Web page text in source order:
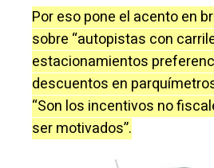
Por eso pone el acento en
sobre “autopistas con
estacionamientos
descuentos en
“Son los incentivos no
ser motivados”.